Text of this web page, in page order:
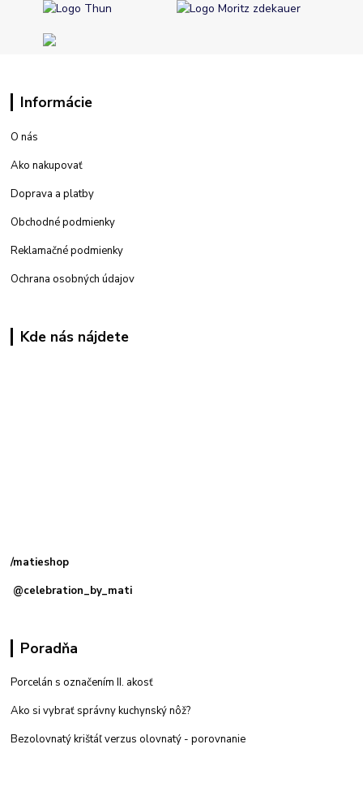
Informácie
O nás
Ako nakupovať
Doprava a platby
Obchodné podmienky
Reklamačné podmienky
Ochrana osobných údajov
Kde nás nájdete
/matieshop
@celebration_by_mati
Poradňa
Porcelán s označením II. akosť
Ako si vybrať správny kuchynský nôž?
Bezolovnatý krištáľ verzus olovnatý - porovnanie